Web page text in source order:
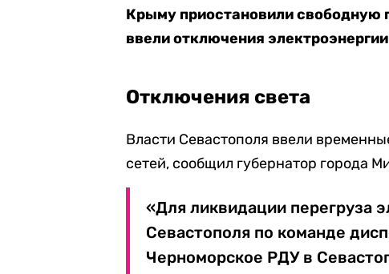
Крыму приостановили свободную
ввели отключения
Отключения света
Власти Севастополя ввели
сетей, сообщил губернатор города
«Для ликвидации перегруза
Севастополя по команде
Черноморское РДУ в